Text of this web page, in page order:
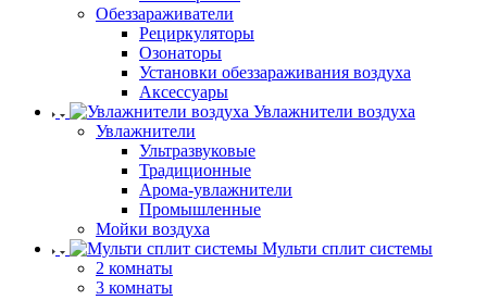
Обеззараживатели
Рециркуляторы
Озонаторы
Установки обеззараживания воздуха
Аксессуары
Увлажнители воздуха
Увлажнители
Ультразвуковые
Традиционные
Арома-увлажнители
Промышленные
Мойки воздуха
Мульти сплит системы
2 комнаты
3 комнаты